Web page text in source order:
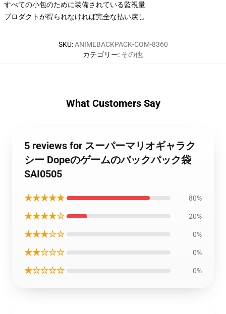
すべての小包のために装備されている監視量
プロダクトが得られなければ完全な払い戻し
SKU:ANIMEBACKPACK-COM-8360
カテゴリー: その他,
What Customers Say
5 reviews for スーパーマリオギャラク
シー Dopeのゲームのバックパック袋
SAI0505
★★★★★ 80%
★★★★☆ 20%
★★★☆☆ 0%
★★☆☆☆ 0%
★☆☆☆☆ 0%